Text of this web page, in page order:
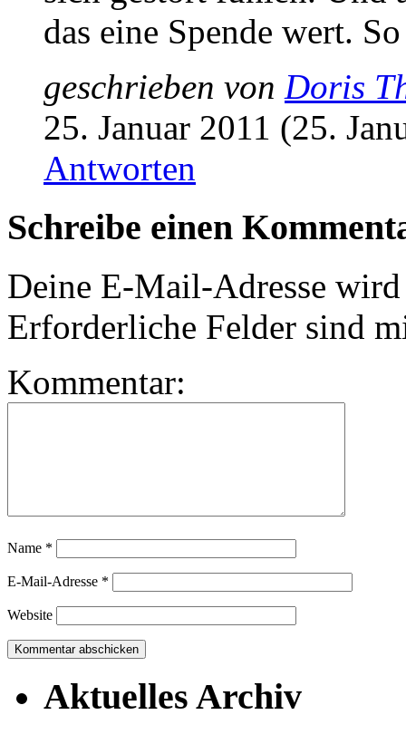
das eine Spende wert.
geschrieben von Doris
25. Januar 2011 (25.
Antworten
Schreibe einen
Deine E-Mail-Adresse
Erforderliche Felder sind
Kommentar:
Name *
E-Mail-Adresse *
Website
Aktuelles Archiv